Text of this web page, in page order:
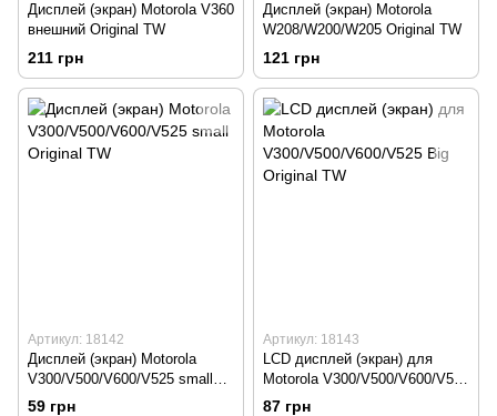
Дисплей (экран) Motorola V360
внешний Original TW
211 грн
Дисплей (экран) Motorola
W208/W200/W205 Original TW
121 грн
Артикул: 18142
Дисплей (экран) Motorola
V300/V500/V600/V525 small
Original TW
59 грн
Артикул: 18143
LCD дисплей (экран) для
Motorola V300/V500/V600/V525
Big Original TW
87 грн